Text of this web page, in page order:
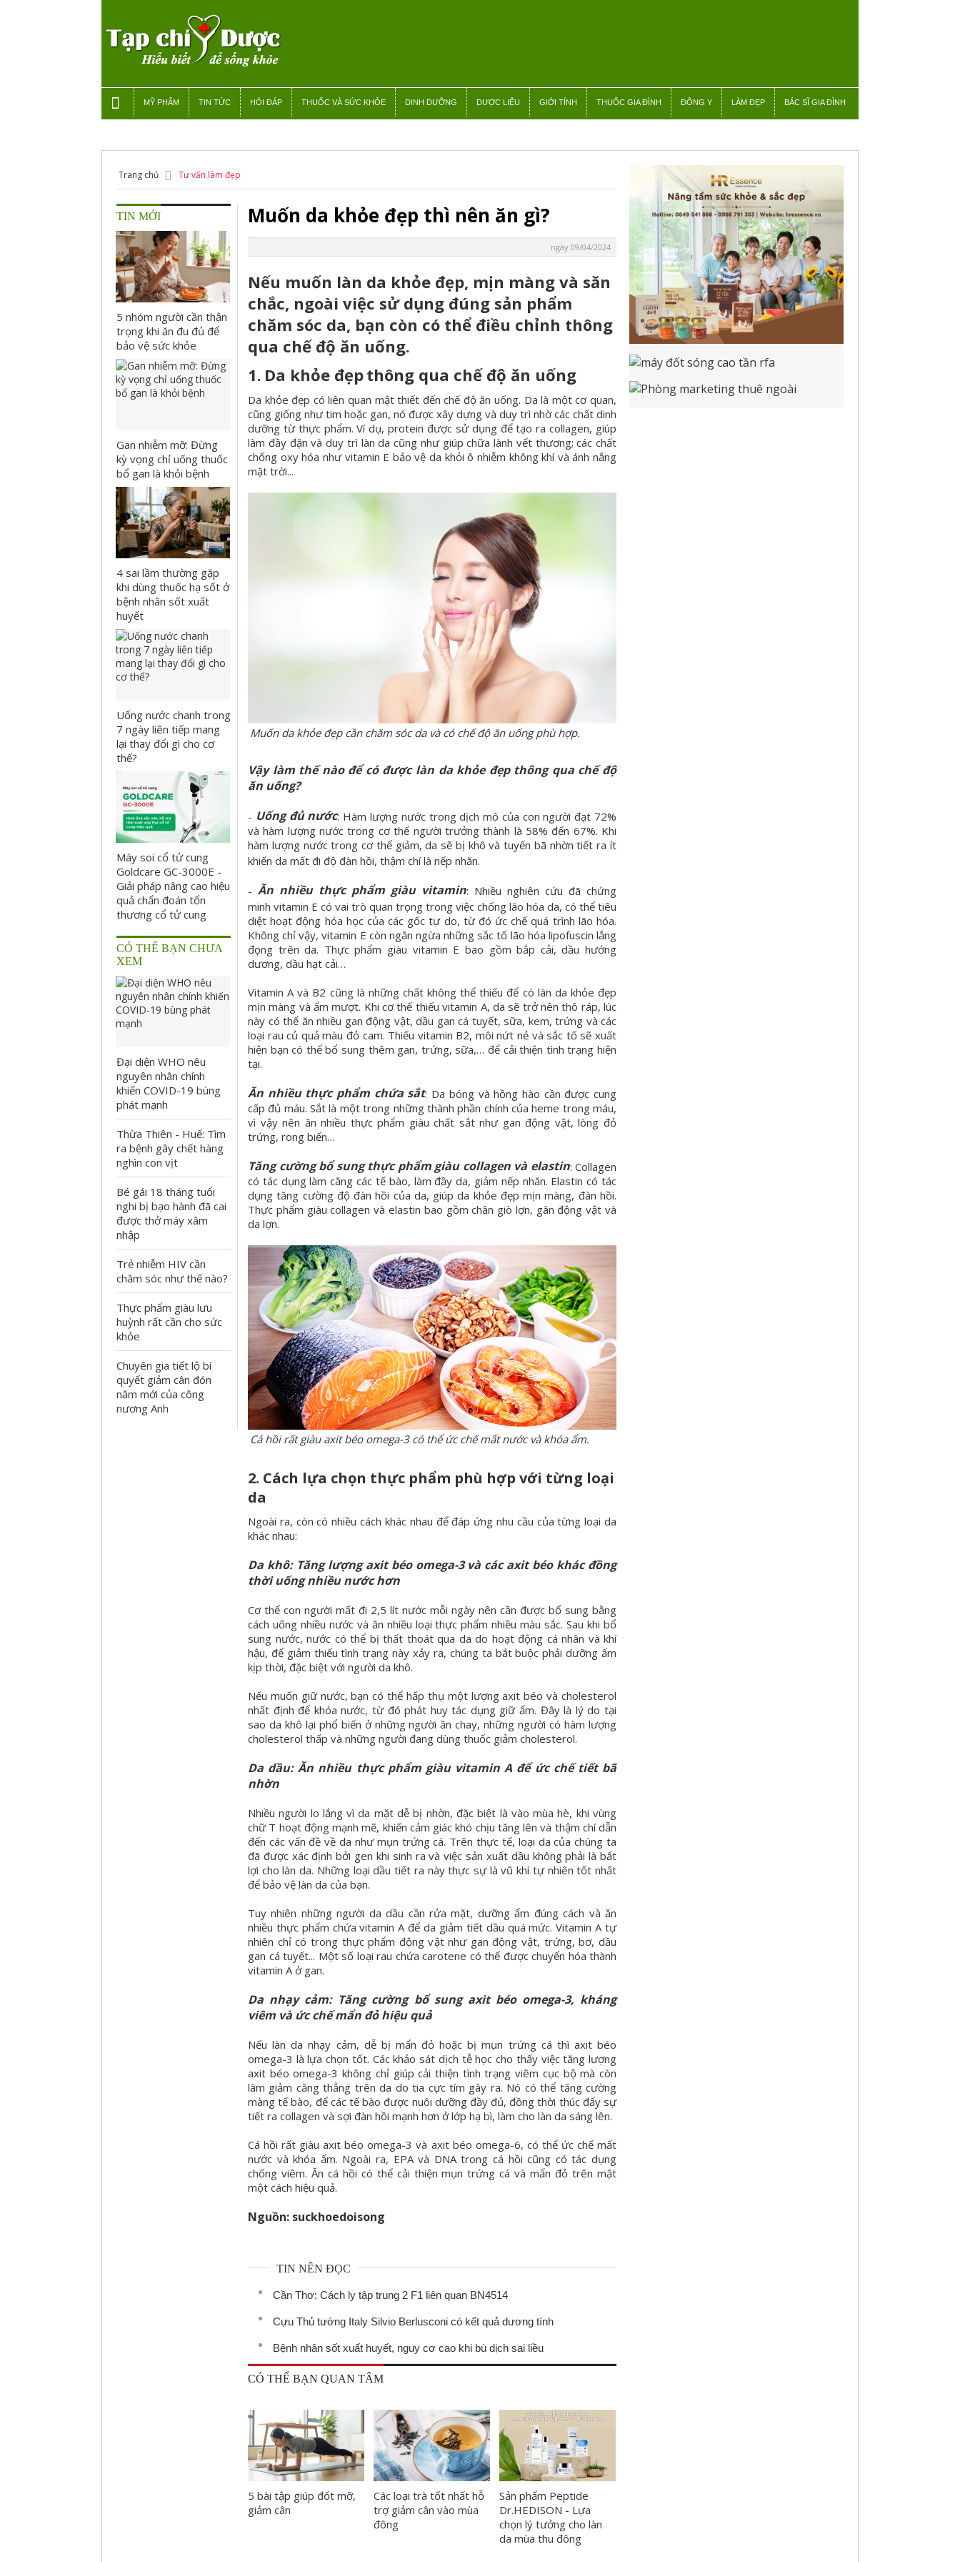
MỸ PHẨM TIN TỨC HỎI ĐÁP THUỐC VÀ SỨC KHỎE DINH DƯỠNG DƯỢC LIỆU GIỚI TÍNH THUỐC GIA ĐÌNH ĐÔNG Y LÀM ĐẸP BÁC SĨ GIA ĐÌNH
Trang chủ Tư vấn làm đẹp
Muốn da khỏe đẹp thì nên ăn gì?
ngày 09/04/2024
Nếu muốn làn da khỏe đẹp, mịn màng và săn
chắc, ngoài việc sử dụng đúng sản phẩm
chăm sóc da, bạn còn có thể điều chỉnh thông
qua chế độ ăn uống.
1. Da khỏe đẹpthông qua chế độ ăn uống
Da khỏe đẹp có liên quan mật thiết đến chế độ ăn uống. Da là một cơ quan,
cũng giống như tim hoặc gan, nó được xây dựng và duy trì nhờ các chất dinh
dưỡng từ thực phẩm. Ví dụ, protein được sử dụng để tạo ra collagen, giúp
làm đầy đặn và duy trì làn da cũng như giúp chữa lành vết thương; các chất
chống oxy hóa như vitamin E bảo vệ da khỏi ô nhiễm không khí và ánh nắng
mặt trời...
Muốn da khỏe đẹp cần chăm sóc da và có chế độ ăn uống phù hợp.
Vậy làm thế nào để có được làn da khỏe đẹp thông qua chế độ
ăn uống?
- Uống đủ nước: Hàm lượng nước trong dịch mô của con người đạt 72%
và hàm lượng nước trong cơ thể người trưởng thành là 58% đến 67%. Khi
hàm lượng nước trong cơ thể giảm, da sẽ bị khô và tuyến bã nhờn tiết ra ít
khiến da mất đi độ đàn hồi, thậm chí là nếp nhăn.
- Ăn nhiều thực phẩm giàu vitamin: Nhiều nghiên cứu đã chứng
minh vitamin E có vai trò quan trọng trong việc chống lão hóa da, có thể tiêu
diệt hoạt động hóa học của các gốc tự do, từ đó ức chế quá trình lão hóa.
Không chỉ vậy, vitamin E còn ngăn ngừa những sắc tố lão hóa lipofuscin lắng
đọng trên da. Thực phẩm giàu vitamin E bao gồm bắp cải, dầu hướng
dương, dầu hạt cải…
Vitamin A và B2 cũng là những chất không thể thiếu để có làn da khỏe đẹp
mịn màng và ẩm mượt. Khi cơ thể thiếu vitamin A, da sẽ trở nên thô ráp, lúc
này có thể ăn nhiều gan động vật, dầu gan cá tuyết, sữa, kem, trứng và các
loại rau củ quả màu đỏ cam. Thiếu vitamin B2, môi nứt nẻ và sắc tố sẽ xuất
hiện bạn có thể bổ sung thêm gan, trứng, sữa,… để cải thiện tình trạng hiện
tại.
Ăn nhiều thực phẩm chứa sắt: Da bóng và hồng hào cần được cung
cấp đủ máu. Sắt là một trong những thành phần chính của heme trong máu,
vì vậy nên ăn nhiều thực phẩm giàu chất sắt như gan động vật, lòng đỏ
trứng, rong biển…
Tăng cường bổ sung thực phẩm giàu collagen và elastin: Collagen
có tác dụng làm căng các tế bào, làm đầy da, giảm nếp nhăn. Elastin có tác
dụng tăng cường độ đàn hồi của da, giúp da khỏe đẹp mịn màng, đàn hồi.
Thực phẩm giàu collagen và elastin bao gồm chân giò lợn, gân động vật và
da lợn.
Cá hồi rất giàu axit béo omega-3 có thể ức chế mất nước và khóa ẩm.
2. Cách lựa chọn thực phẩm phù hợp với từng loại
da
Ngoài ra, còn có nhiều cách khác nhau để đáp ứng nhu cầu của từng loại da
khác nhau:
Da khô: Tăng lượng axit béo omega-3 và các axit béo khác đồng
thời uống nhiều nước hơn
Cơ thể con người mất đi 2,5 lít nước mỗi ngày nên cần được bổ sung bằng
cách uống nhiều nước và ăn nhiều loại thực phẩm nhiều màu sắc. Sau khi bổ
sung nước, nước có thể bị thất thoát qua da do hoạt động cá nhân và khí
hậu, để giảm thiểu tình trạng này xảy ra, chúng ta bắt buộc phải dưỡng ẩm
kịp thời, đặc biệt với người da khô.
Nếu muốn giữ nước, bạn có thể hấp thụ một lượng axit béo và cholesterol
nhất định để khóa nước, từ đó phát huy tác dụng giữ ẩm. Đây là lý do tại
sao da khô lại phổ biến ở những người ăn chay, những người có hàm lượng
cholesterol thấp và những người đang dùng thuốc giảm cholesterol.
Da dầu: Ăn nhiều thực phẩm giàu vitamin A để ức chế tiết bã
nhờn
Nhiều người lo lắng vì da mặt dễ bị nhờn, đặc biệt là vào mùa hè, khi vùng
chữ T hoạt động mạnh mẽ, khiến cảm giác khó chịu tăng lên và thậm chí dẫn
đến các vấn đề về da như mụn trứng cá. Trên thực tế, loại da của chúng ta
đã được xác định bởi gen khi sinh ra và việc sản xuất dầu không phải là bất
lợi cho làn da. Những loại dầu tiết ra này thực sự là vũ khí tự nhiên tốt nhất
để bảo vệ làn da của bạn.
Tuy nhiên những người da dầu cần rửa mặt, dưỡng ẩm đúng cách và ăn
nhiều thực phẩm chứa vitamin A để da giảm tiết dầu quá mức. Vitamin A tự
nhiên chỉ có trong thực phẩm động vật như gan động vật, trứng, bơ, dầu
gan cá tuyết... Một số loại rau chứa carotene có thể được chuyển hóa thành
vitamin A ở gan.
Da nhạy cảm: Tăng cường bổ sung axit béo omega-3, kháng
viêm và ức chế mẩn đỏ hiệu quả
Nếu làn da nhạy cảm, dễ bị mẩn đỏ hoặc bị mụn trứng cá thì axit béo
omega-3 là lựa chọn tốt. Các khảo sát dịch tễ học cho thấy việc tăng lượng
axit béo omega-3 không chỉ giúp cải thiện tình trạng viêm cục bộ mà còn
làm giảm căng thẳng trên da do tia cực tím gây ra. Nó có thể tăng cường
màng tế bào, để các tế bào được nuôi dưỡng đầy đủ, đồng thời thúc đẩy sự
tiết ra collagen và sợi đàn hồi mạnh hơn ở lớp hạ bì, làm cho làn da sáng lên.
Cá hồi rất giàu axit béo omega-3 và axit béo omega-6, có thể ức chế mất
nước và khóa ẩm. Ngoài ra, EPA và DNA trong cá hồi cũng có tác dụng
chống viêm. Ăn cá hồi có thể cải thiện mụn trứng cá và mẩn đỏ trên mặt
một cách hiệu quả.
Nguồn: suckhoedoisong
TIN NÊN ĐỌC
Cần Thơ: Cách ly tập trung 2 F1 liên quan BN4514
Cựu Thủ tướng Italy Silvio Berlusconi có kết quả dương tính
Bệnh nhân sốt xuất huyết, nguy cơ cao khi bù dịch sai liều
CÓ THỂ BẠN QUAN TÂM
5 bài tập giúp đốt mỡ,
giảm cân
Các loại trà tốt nhất hỗ
trợ giảm cân vào mùa
đông
Sản phẩm Peptide
Dr.HEDISON - Lựa
chọn lý tưởng cho làn
da mùa thu đông
TIN MỚI
5 nhóm người cần thận
trọng khi ăn đu đủ để
bảo vệ sức khỏe
Gan nhiễm mỡ: Đừng
kỳ vọng chỉ uống thuốc
bổ gan là khỏi bệnh
4 sai lầm thường gặp
khi dùng thuốc hạ sốt ở
bệnh nhân sốt xuất
huyết
Uống nước chanh trong
7 ngày liên tiếp mang
lại thay đổi gì cho cơ
thể?
Máy soi cổ tử cung
Goldcare GC-3000E -
Giải pháp nâng cao hiệu
quả chẩn đoán tổn
thương cổ tử cung
CÓ THỂ BẠN CHƯA
XEM
Đại diện WHO nêu
nguyên nhân chính
khiến COVID-19 bùng
phát mạnh
Thừa Thiên - Huế: Tìm
ra bệnh gây chết hàng
nghìn con vịt
Bé gái 18 tháng tuổi
nghi bị bạo hành đã cai
được thở máy xâm
nhập
Trẻ nhiễm HIV cần
chăm sóc như thế nào?
Thực phẩm giàu lưu
huỳnh rất cần cho sức
khỏe
Chuyên gia tiết lộ bí
quyết giảm cân đón
năm mới của công
nương Anh